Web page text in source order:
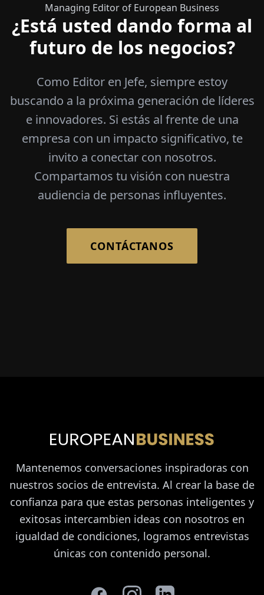
Managing Editor of European Business
¿Está usted dando forma al
futuro de los negocios?
Como Editor en Jefe, siempre estoy
buscando a la próxima generación de líderes
e innovadores. Si estás al frente de una
empresa con un impacto significativo, te
invito a conectar con nosotros.
Compartamos tu visión con nuestra
audiencia de personas influyentes.
CONTÁCTANOS
Mantenemos conversaciones inspiradoras con
nuestros socios de entrevista. Al crear la base de
confianza para que estas personas inteligentes y
exitosas intercambien ideas con nosotros en
igualdad de condiciones, logramos entrevistas
únicas con contenido personal.